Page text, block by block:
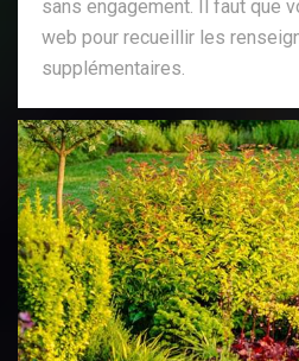
sans engagement. Il faut que
web pour recueillir les
supplémentaires.